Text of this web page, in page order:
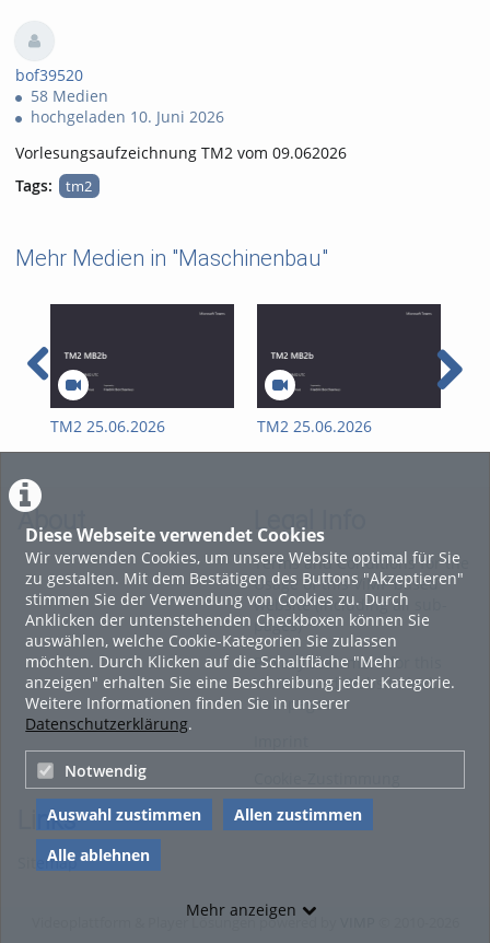
Diese Webseite verwendet Cookies
Wir verwenden Cookies, um unsere Website optimal für Sie
zu gestalten. Mit dem Bestätigen des Buttons "Akzeptieren"
stimmen Sie der Verwendung von Cookies zu. Durch
Anklicken der untenstehenden Checkboxen können Sie
auswählen, welche Cookie-Kategorien Sie zulassen
möchten. Durch Klicken auf die Schaltfläche "Mehr
anzeigen" erhalten Sie eine Beschreibung jeder Kategorie.
Weitere Informationen finden Sie in unserer
Datenschutzerklärung.
Notwendig
Auswahl zustimmen
Allen zustimmen
Alle ablehnen
Mehr anzeigen
views
favorites
bof39520
58 Medien
hochgeladen 10. Juni 2026
Vorlesungsaufzeichnung TM2 vom 09.062026
Tags:
tm2
Mehr Medien in "Maschinenbau"
TM2 25.06.2026 TM2 25.06.2026
About Legal Info
Terms and Conditions for the
Usage of this ViMP based
website (including all sub-
pages)
Privacy Statement for this
ViMP based Website incl.
Sub-pages
Links
Sitemap
Videoplattform & Player Lösungen powered by